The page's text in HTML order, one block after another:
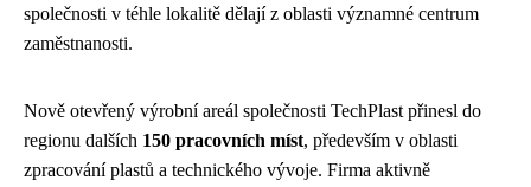
společnosti v téhle lokalitě dělají z oblasti významné centrum
zaměstnanosti.
Nově otevřený výrobní areál společnosti TechPlast přinesl do
regionu dalších 150 pracovních míst, především v oblasti
zpracování plastů a technického vývoje. Firma aktivně